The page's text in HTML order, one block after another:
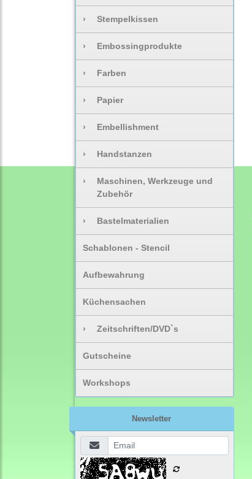
› Stempelkissen
› Embossingprodukte
› Farben
› Papier
› Embellishment
› Handstanzen
›
Maschinen, Werkzeuge und
Zubehör
› Bastelmaterialien
Schablonen - Stencil
Aufbewahrung
Küchensachen
› Zeitschriften/DVD`s
Gutscheine
Workshops
Newsletter